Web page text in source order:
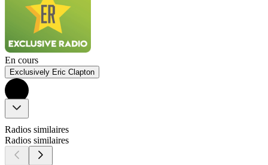
En cours
Exclusively Eric Clapton
Radios similaires
Radios similaires